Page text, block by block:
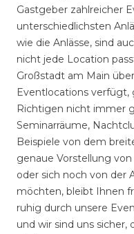
Gastgeber zahlreicher
unterschiedlichsten
wie die Anlässe, sind
nicht jede Location
Großstadt am Main
Eventlocations verfügt,
Richtigen nicht immer
Seminarräume,
Beispiele von dem
genaue Vorstellung
oder sich noch von der
möchten, bleibt Ihnen
ruhig durch unsere
und wir sind uns sicher,